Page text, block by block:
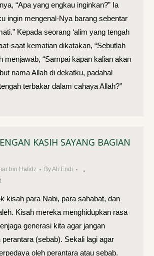
“Apa yang engkau inginkan?” Ia
ingin mengenal-Nya barang sebentar
Kepada seorang ‘alim yang tengah
saat kematian dikatakan, “Sebutlah
menjawab, “Sampai kapan kalian akan
nama Allah di dekatku, padahal
terbakar dalam cahaya Allah?”
KASIH SAYANG BAGIAN
bin Hafidz ByAli Endi
kisah para Nabi, para sahabat, dan
Kisah mereka menghidup­kan rasa
generasi kita agar jangan
perantara (sebab). Sekali lagi agar
oleh perantara atau sebab.